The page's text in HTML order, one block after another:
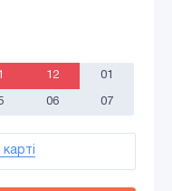
12 01
06 07